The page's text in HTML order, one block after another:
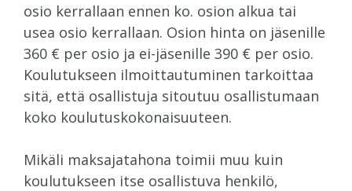
osio kerrallaan ennen ko. osion alkua tai
usea osio kerrallaan. Osion hinta on jäsenille
360 € per osio ja ei-jäsenille 390 € per osio.
Koulutukseen ilmoittautuminen tarkoittaa
sitä, että osallistuja sitoutuu osallistumaan
koko koulutuskokonaisuuteen.
Mikäli maksajatahona toimii muu kuin
koulutukseen itse osallistuva henkilö,